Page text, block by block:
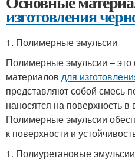
изготовления
1. Полимерные эмульсии
Полимерные эмульсии –
материалов для
представляют собой смесь
наносятся на поверхность в
Полимерные эмульсии
к поверхности и
1. Полиуретановые эмульсии